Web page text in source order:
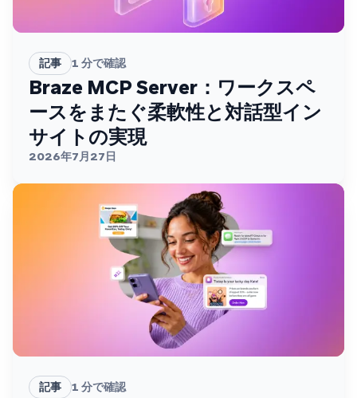
記事 1 分で確認
Braze MCP Server：ワークスペ
ースをまたぐ柔軟性と対話型イン
サイトの実現
2026年7月27日
記事 1 分で確認